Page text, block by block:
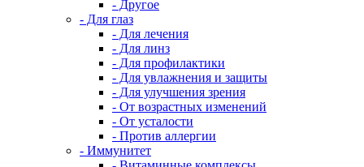
- Другое
- Для глаз
- Для лечения
- Для линз
- Для профилактики
- Для увлажнения и защиты
- Для улучшения зрения
- От возрастных изменений
- От усталости
- Против аллергии
- Иммунитет